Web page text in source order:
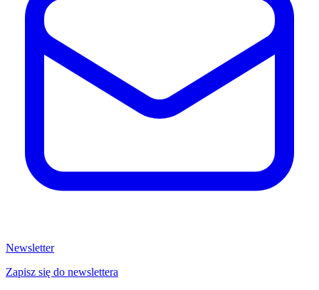
Newsletter
Zapisz się do newslettera